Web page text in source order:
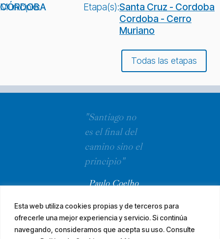
Esta web utiliza cookies propias y de terceros para
ofrecerle una mejor experiencia y servicio. Si continúa
navegando, consideramos que acepta su uso. Consulte
Municipio:
CÓRDOBA Etapa(s):Santa Cruz - Cordoba
Cordoba - Cerro
Muriano
Todas las etapas
"Santiago no
es el final del
camino sino el
principio"
Paulo Coelho